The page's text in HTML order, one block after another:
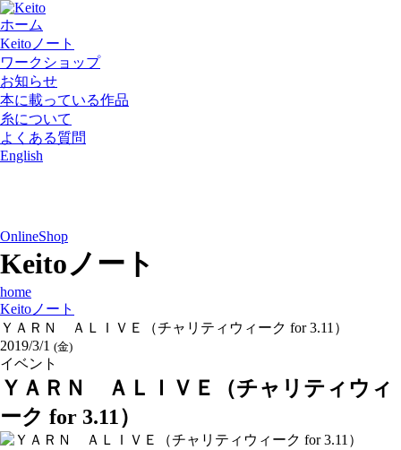
ホーム
Keitoノート
ワークショップ
お知らせ
本に載っている作品
糸について
よくある質問
English
OnlineShop
Keitoノート
home
Keitoノート
ＹＡＲＮ ＡＬＩＶＥ（チャリティウィーク for 3.11）
2019/3/1 (金)
イベント
ＹＡＲＮ ＡＬＩＶＥ（チャリティウィ
ーク for 3.11）